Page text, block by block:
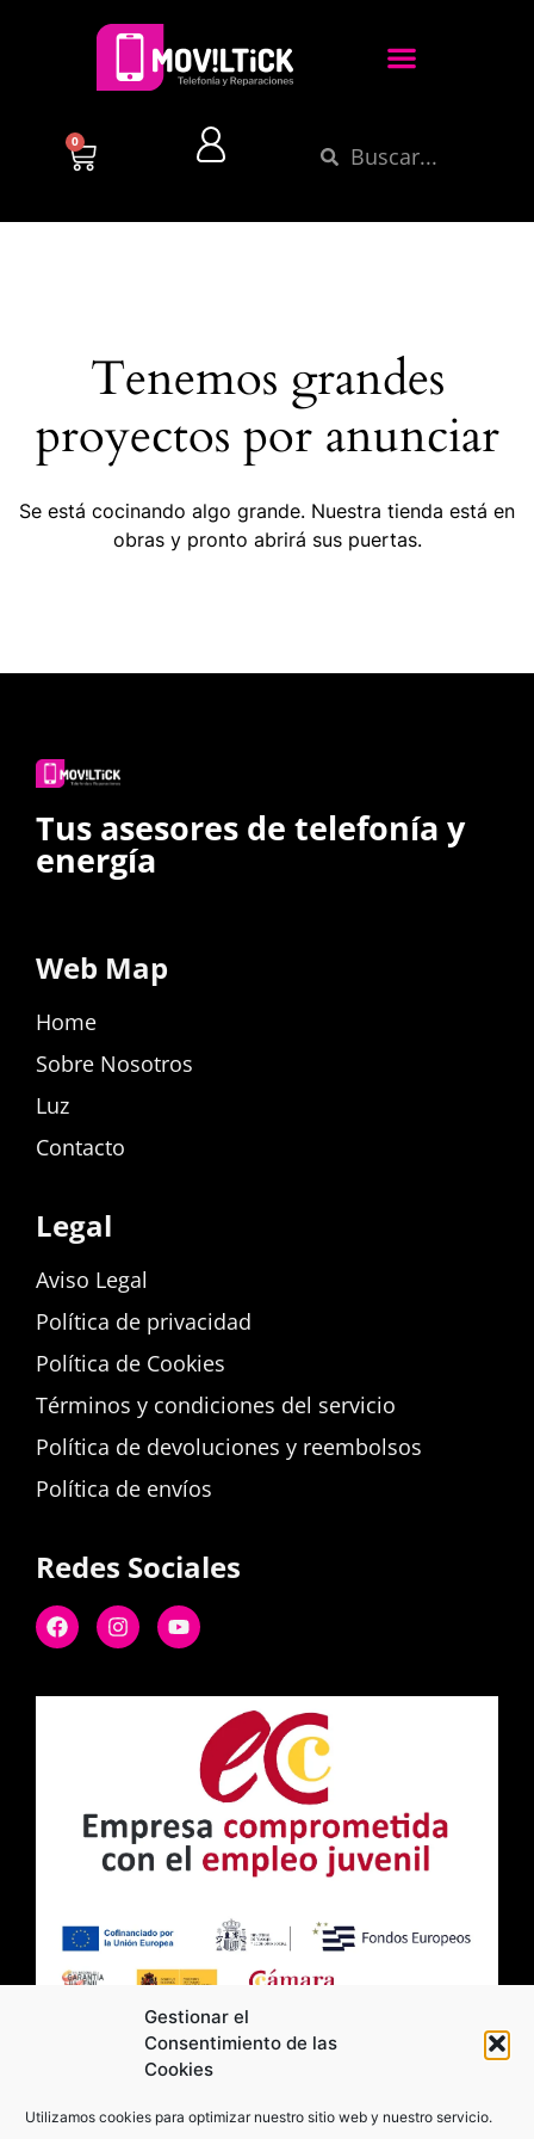
Gestionar el
Consentimiento de las
Cookies
Utilizamos cookies para optimizar nuestro sitio web y nuestro servicio.
0
Tenemos grandes
proyectos por anunciar
Se está cocinando algo grande. Nuestra tienda está en
obras y pronto abrirá sus puertas.
Tus asesores de telefonía y
energía
Web Map
Home
Sobre Nosotros
Luz
Contacto
Legal
Aviso Legal
Política de privacidad
Política de Cookies
Términos y condiciones del servicio
Política de devoluciones y reembolsos
Política de envíos
Redes Sociales
2026 Moviltick technologies. Todos los